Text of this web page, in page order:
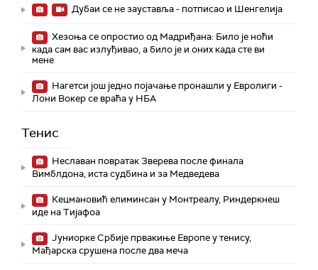
Дубаи се не зауставља - потписао и Шенгелија
Хезоња се опростио од Мадриђана: Било је ноћи
када сам вас излуђивао, а било је и оних када сте ви
мене
Нагетси још једно појачање пронашли у Евролиги -
Лони Вокер се враћа у НБА
Тенис
Неславан повратак Зверева после финала
Вимблдона, иста судбина и за Медведева
Кецмановић елиминсан у Монтреалу, Риндеркнеш
иде на Тијафоа
Јуниорке Србије првакиње Европе у тенису,
Мађарска срушена после два меча